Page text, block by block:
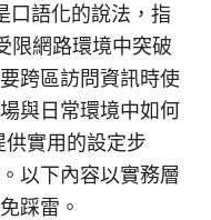
口語化的說法，指
限網路環境中突破
跨區訪問資訊時使
與日常環境中如何
實用的設定步
以下內容以實務層
踩雷。